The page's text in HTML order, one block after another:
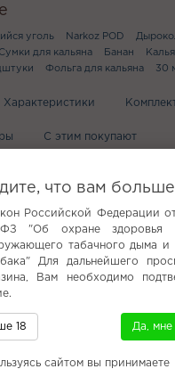
уголь Narkoz POD
Сумки для кальяна Банан
Фольга для кальяна 30
Характеристики
С этим покупают
купить
что вам больше
Российской Федерации
"Об охране здоровья
табачного дыма и
Для дальнейшего
Вам необходимо
18 Да, мне
сайтом вы принимаете